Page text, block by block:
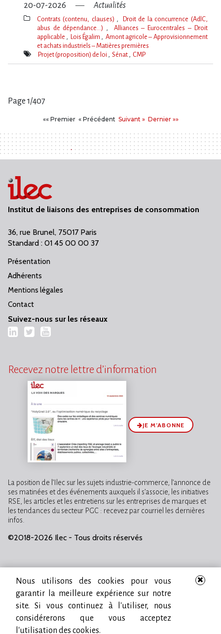
20-07-2026 Actualités
Thèmes(s)
Contrats (contenu, clauses)
Droit de la concurrence (AdlC,
abus de dépendance…)
Alliances – Eurocentrales – Droit
applicable
Lois Égalim
Amont agricole – Approvisionnement
et achats industriels – Matières premières
Mot(s)-
Projet (proposition) de loi Sénat CMP
Page 1/407
«« PremierPremier
« PrécédentPrécédent
Suivant
Suivant » Dernier
Dernier »»
Institut de liaisons des entreprises de consommation
36, rue Brunel, 75017 Paris
Standard : 01 45 00 00 37
Présentation
Adhérents
Mentions légales
Contact
Suivez-nous sur les réseaux
LinkedIn
TwitterYouTube
Recevez notre lettre d’information
JE M’ABONNE
La position de l’Ilec sur les sujets industrie-commerce, l’annonce de
ses matinées et des événements auxquels il s’associe, les initiatives
RSE, les articles et les entretiens sur les entreprises de marques et
les tendances du secteur PGC : recevez par courriel les dernières
infos.
©2018-2026 Ilec - Tous droits réservés
Nous utilisons des cookies pour vous
garantir la meilleure expérience sur notre
site. Si vous continuez à l'utiliser, nous
considérerons que vous acceptez
l'utilisation des cookies.